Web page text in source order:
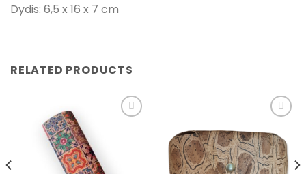
Dydis: 6,5 x 16 x 7 cm
RELATED PRODUCTS
pageidavimų
sąrašą
Pridėti į
pageidavimų
sąrašą